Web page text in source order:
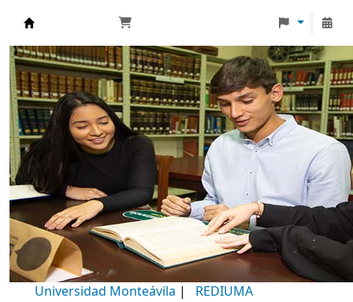
Biblioteca Universidad Monteávila
Universidad Monteávila | REDIUMA